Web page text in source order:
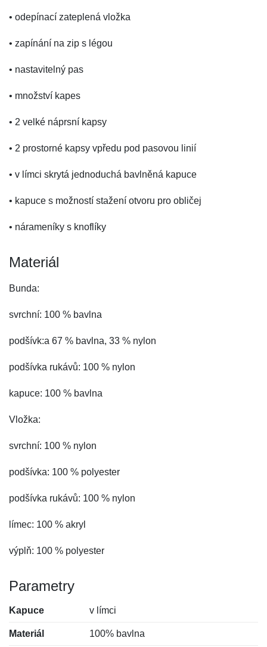
• odepínací zateplená vložka
• zapínání na zip s légou
• nastavitelný pas
• množství kapes
• 2 velké náprsní kapsy
• 2 prostorné kapsy vpředu pod pasovou linií
• v límci skrytá jednoduchá bavlněná kapuce
• kapuce s možností stažení otvoru pro obličej
• nárameníky s knoflíky
Materiál
Bunda:
svrchní: 100 % bavlna
podšívk:a 67 % bavlna, 33 % nylon
podšívka rukávů: 100 % nylon
kapuce: 100 % bavlna
Vložka:
svrchní: 100 % nylon
podšívka: 100 % polyester
podšívka rukávů: 100 % nylon
límec: 100 % akryl
výplň: 100 % polyester
Parametry
Kapuce v límci
Materiál 100% bavlna